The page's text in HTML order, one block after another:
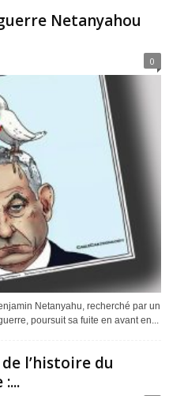
Netanyahou
0
Netanyahu, recherché par un
poursuit sa fuite en avant en...
l’histoire du